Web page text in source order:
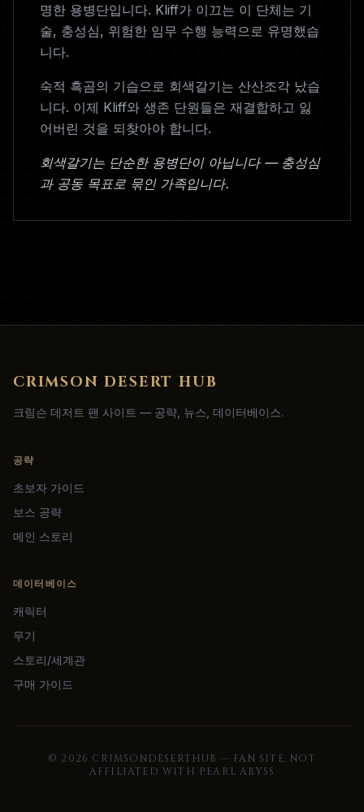
명한 용병단입니다. Kliff가 이끄는 이 단체는 기
술, 충성심, 위험한 임무 수행 능력으로 유명했습
니다.
숙적 흑곰의 기습으로 회색갈기는 산산조각 났습
니다. 이제 Kliff와 생존 단원들은 재결합하고 잃
어버린 것을 되찾아야 합니다.
회색갈기는 단순한 용병단이 아닙니다 — 충성심
과 공동 목표로 묶인 가족입니다.
CRIMSON DESERT HUB
크림슨 데저트 팬 사이트 — 공략, 뉴스, 데이터베이스.
공략
초보자 가이드
보스 공략
메인 스토리
데이터베이스
캐릭터
무기
스토리/세계관
구매 가이드
© 2026 CRIMSONDESERTHUB — FAN SITE, NOT
AFFILIATED WITH PEARL ABYSS